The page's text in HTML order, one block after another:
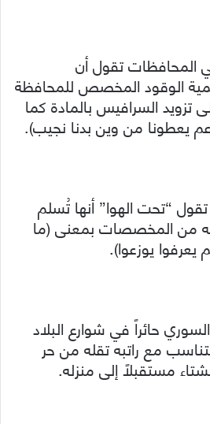
المحافظات تقول أن
الوقود المخصص للمحافظة
تزويد السرافيس بالمادة كما
يعطونا من وين بدنا نجيب).
“تحت الهوا” أنها تُسلم
من المخصصات بمعنى (ما
يوزعوا).
حائراً في شوارع البلاد
مع راتبه تقله من حر
مستقبلاً إلى منزله.